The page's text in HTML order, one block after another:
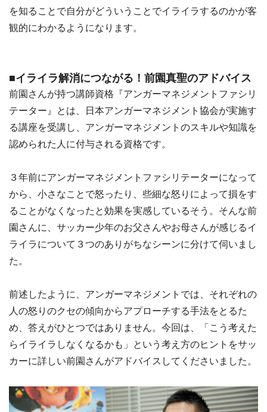
を知ることで自分がどういうことでイライラするのかが客
観的にわかるようになります。
■イライラ解消につながる！前園真聖のアドバイス
前園さんが持つ講師資格『アンガーマネジメントファシリ
テーター』とは、日本アンガーマネジメント協会が実施す
る講座を受講し、アンガーマネジメントのスキルや知識を
認められた人に付与される資格です。
３年前にアンガーマネジメントファシリテーターになって
から、小さなことで怒ったり、些細な怒りによって損をす
ることがなくなったと効果を実感しているそう。そんな前
園さんに、サッカー少年のお父さんやお母さんが感じるイ
ライラについて３つのありがちなシーンに分けて伺いまし
た。
前述したように、アンガーマネジメントでは、それぞれの
人の怒りのクセの傾向からアプローチする手法をとるた
め、答えがひとつではありません。今回は、「こう考えた
らイライラしなくなるかも」という考え方のヒントをサッ
カーに詳しい前園さんがアドバイスしてくださいました。